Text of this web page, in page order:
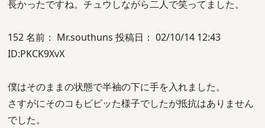
長かったですね。チュウしながら二人で笑ってました。
152 名前： Mr.southuns 投稿日： 02/10/14 12:43
ID:PKCK9XvX
僕はそのままの状態で半袖の下に手を入れました。
さすがにそのコもビビッた様子でしたが抵抗はありません
でした。